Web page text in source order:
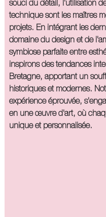
souci du détail, l'utilisation
technique sont les maîtres
projets. En intégrant les
domaine du design et de
symbiose parfaite entre
inspirons des tendances
Bretagne, apportant un
historiques et modernes.
expérience éprouvée,
en une œuvre d'art, où
unique et personnalisée.